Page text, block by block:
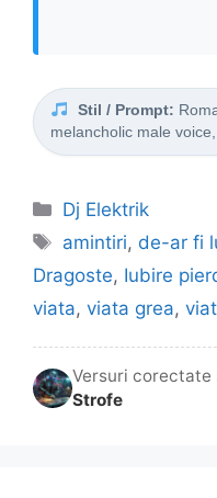
Stil / Prompt:
melancholic male
Categorii
Dj Elektrik
Etichete
amintiri, de-ar fi
Dragoste, Iubire
viata, viata grea,
Versuri corectate
Strofe